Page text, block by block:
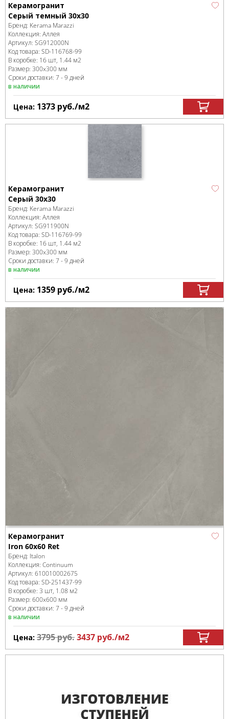
Керамогранит
Серый темный 30х30
Бренд: Kerama Marazzi
Коллекция: Аллея
Артикул: SG912000N
Код товара: SD-116768-99
В коробке: 16 шт, 1.44 м2
Размер: 300x300 мм
Сроки доставки: 7 - 9 дней
в наличии
Цена: 1373 руб./м2
Керамогранит
Cерый 30х30
Бренд: Kerama Marazzi
Коллекция: Аллея
Артикул: SG911900N
Код товара: SD-116769-99
В коробке: 16 шт, 1.44 м2
Размер: 300x300 мм
Сроки доставки: 7 - 9 дней
в наличии
Цена: 1359 руб./м2
Керамогранит
Iron 60x60 Ret
Бренд: Italon
Коллекция: Continuum
Артикул: 610010002675
Код товара: SD-251437-99
В коробке: 3 шт, 1.08 м2
Размер: 600x600 мм
Сроки доставки: 7 - 9 дней
в наличии
Цена: 3795руб.3437 руб./м2